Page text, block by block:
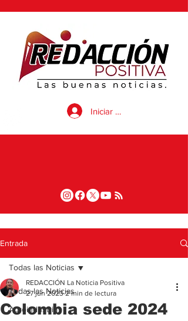
Iniciar sesión
Entrada
Todas las Noticias
Agroindustria
Todas las Noticias
Colombia sede 2024
REDACCIÓN La Noticia Positiva
27 jun 2023 2 min de lectura